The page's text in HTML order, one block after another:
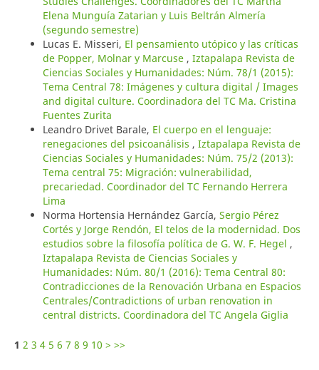
Elena Munguía Zatarian y Luis Beltrán Almería
(segundo semestre)
Lucas E. Misseri, El pensamiento utópico y las críticas
de Popper, Molnar y Marcuse , Iztapalapa Revista de
Ciencias Sociales y Humanidades: Núm. 78/1 (2015):
Tema Central 78: Imágenes y cultura digital / Images
and digital culture. Coordinadora del TC Ma. Cristina
Fuentes Zurita
Leandro Drivet Barale, El cuerpo en el lenguaje:
renegaciones del psicoanálisis , Iztapalapa Revista de
Ciencias Sociales y Humanidades: Núm. 75/2 (2013):
Tema central 75: Migración: vulnerabilidad,
precariedad. Coordinador del TC Fernando Herrera
Lima
Norma Hortensia Hernández García, Sergio Pérez
Cortés y Jorge Rendón, El telos de la modernidad. Dos
estudios sobre la filosofía política de G. W. F. Hegel ,
Iztapalapa Revista de Ciencias Sociales y
Humanidades: Núm. 80/1 (2016): Tema Central 80:
Contradicciones de la Renovación Urbana en Espacios
Centrales/Contradictions of urban renovation in
central districts. Coordinadora del TC Angela Giglia
1 2 3 4 5 6 7 8 9 10 > >>